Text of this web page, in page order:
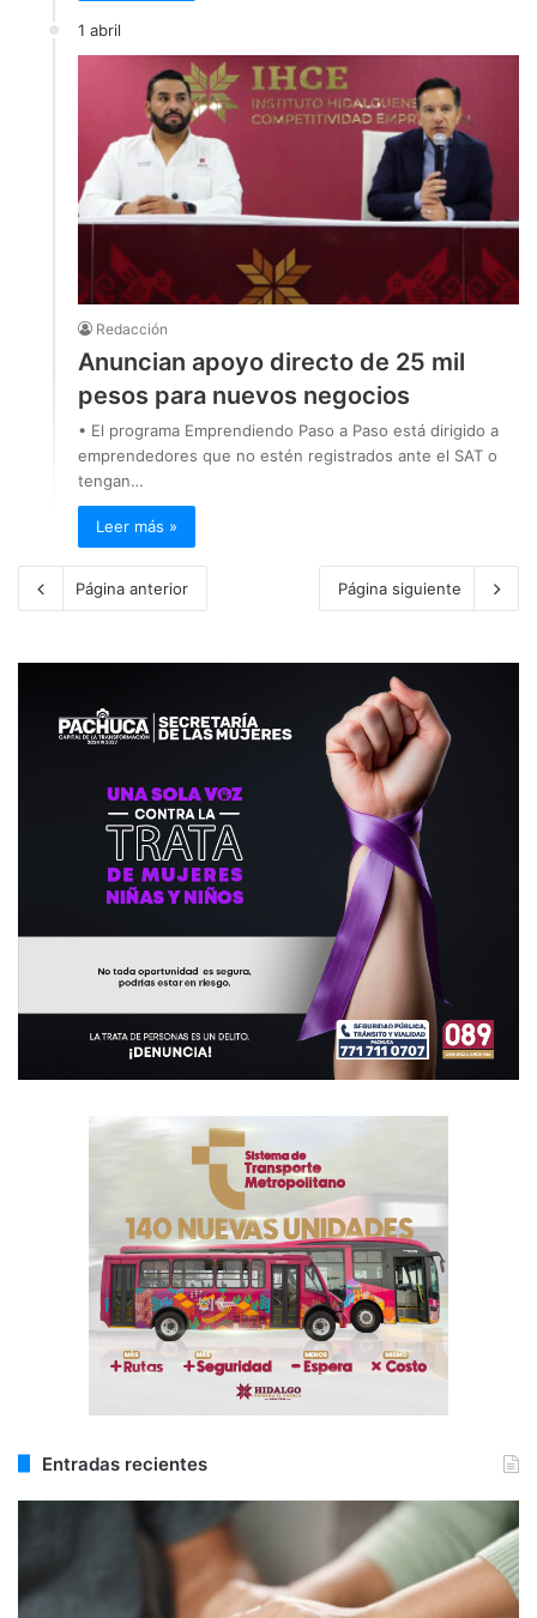
1 abril
Redacción
Anuncian apoyo directo de 25 mil
pesos para nuevos negocios
• El programa Emprendiendo Paso a Paso está dirigido a
emprendedores que no estén registrados ante el SAT o
tengan…
Leer más »
Página anterior Página siguiente
Entradas recientes